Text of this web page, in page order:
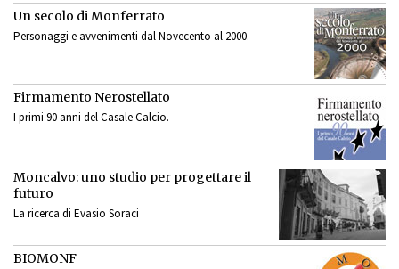
Un secolo di Monferrato
Personaggi e avvenimenti dal Novecento al 2000.
Firmamento Nerostellato
I primi 90 anni del Casale Calcio.
Moncalvo: uno studio per progettare il
futuro
La ricerca di Evasio Soraci
BIOMONF